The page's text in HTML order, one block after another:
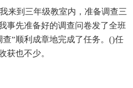
来到三年级教室内，准备调查三
事先准备好的调查问卷发了全班
”顺利成章地完成了任务。()任
获也不少。